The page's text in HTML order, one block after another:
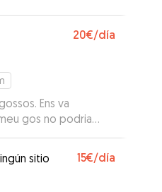
20€/día
Ens va
gos no podria
sitio 15€/día